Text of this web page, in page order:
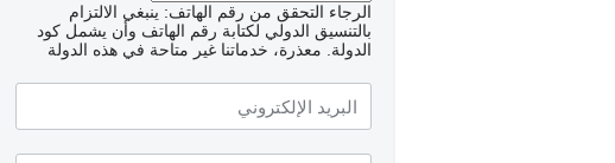
الرجاء التحقق من رقم الهاتف: ينبغي الالتزام
بالتنسيق الدولي لكتابة رقم الهاتف وأن يشمل كود
الدولة.
معذرة، خدماتنا غير متاحة في هذه الدولة